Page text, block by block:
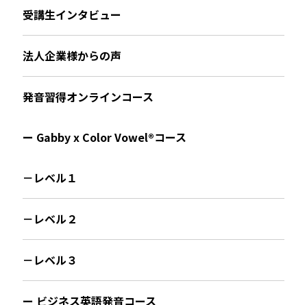
受講生インタビュー
法人企業様からの声
発音習得オンラインコース
ー Gabby x Color Vowel®︎コース
－レベル１
－レベル２
－レベル３
ー ビジネス英語発音コース